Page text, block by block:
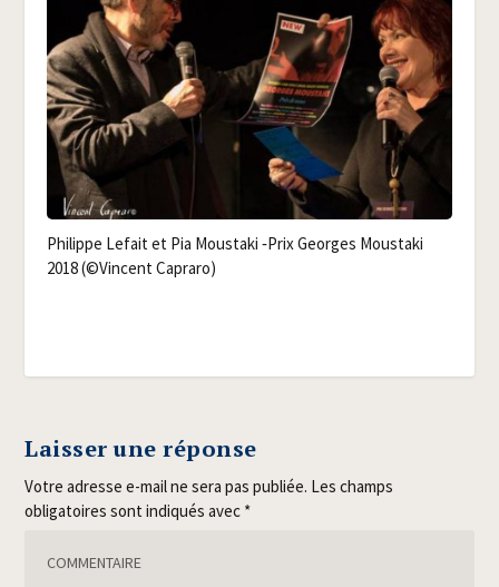
Phi­lippe Lefait et Pia Mous­ta­ki ‑Prix Georges Mous­ta­ki
2018 (©Vincent Capraro)
Laisser une réponse
Votre adresse e-mail ne sera pas publiée. Les champs
obligatoires sont indiqués avec *